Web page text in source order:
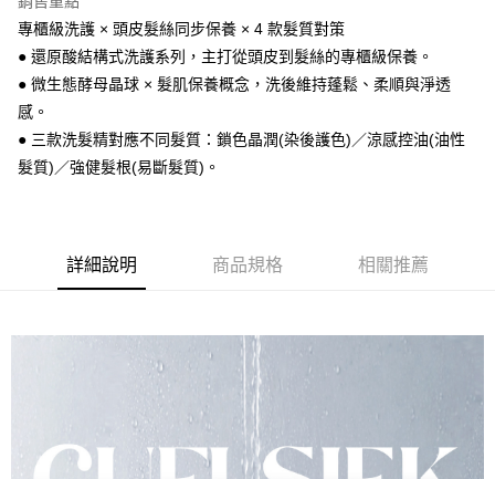
Apple Pay
街口支付
悠遊付
Google Pay
AFTEE先享後付是「在收到商品之後才付款」的支付方式。 讓您購物簡單
３．安心：先確認商品／服務後，再付款。
【「AFTEE先享後付」結帳流程】
１．於結帳方式選擇「AFTEE先享後付」後，將跳轉至「AFTEE先享後付」
結帳頁面，進行簡訊認證並確認金額後，即可完成結帳。
２．訂單成立數日內，您將收到繳費通知簡訊。
３．收到繳費通知簡訊後14天內，點擊此簡訊中的連結，可透過四大超商／
ATM付款
每筆NT$80，滿NT$999(含以上)免運費
每筆NT$80，滿NT$999(含以上)免運費
專櫃級洗護 × 頭皮髮絲同步保養 × 4 款髮質對策
● 還原酸結構式洗護系列，主打從頭皮到髮絲的專櫃級保養。
● 微生態酵母晶球 × 髮肌保養概念，洗後維持蓬鬆、柔順與淨透
感。
● 三款洗髮精對應不同髮質：鎖色晶潤(染後護色)／涼感控油(油性
髮質)／強健髮根(易斷髮質)。
詳細說明 商品規格 相關推薦